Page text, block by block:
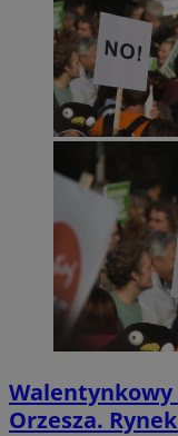
Orzesza.